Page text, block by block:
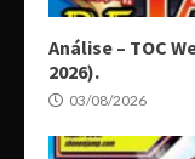
Análise – TOC
2026).
03/08/2026